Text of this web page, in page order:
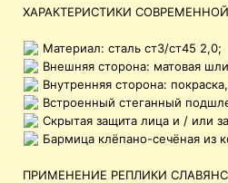
ХАРАКТЕРИСТИКИ СОВРЕМЕННОЙ
Материал: сталь ст3/ст45 2,0;
Внешняя сторона: матовая
Внутренняя сторона:
Встроенный стеганный
Скрытая защита лица и / или
Бармица клёпано-сечёная из
ПРИМЕНЕНИЕ РЕПЛИКИ